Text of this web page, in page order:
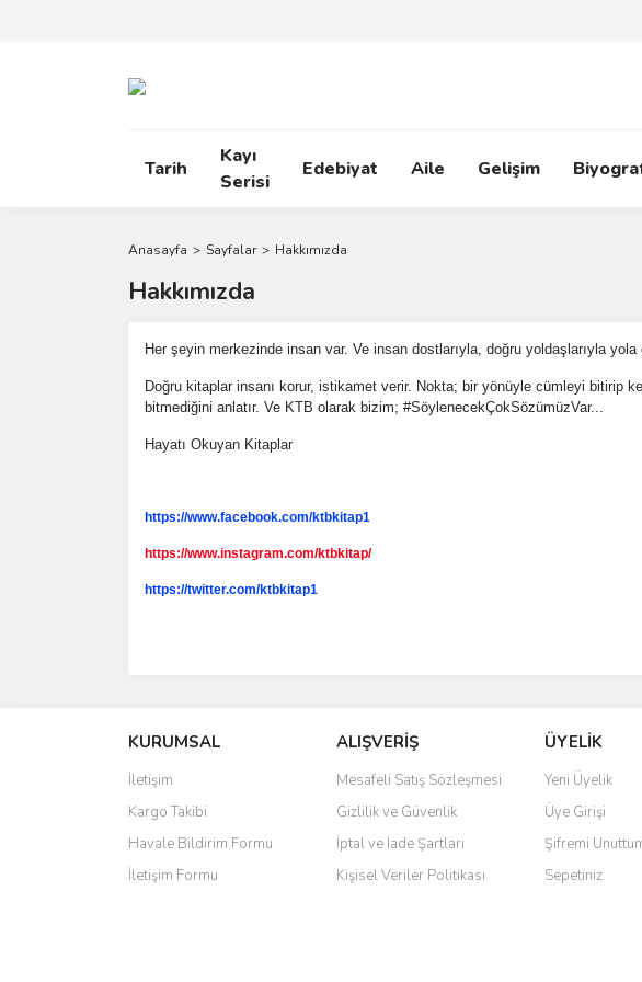
Tarih
Kayı
Serisi
Edebiyat Aile Gelişim
Anasayfa Sayfalar Hakkımızda
Hakkımızda
Her şeyin merkezinde insan var. Ve insan dostlarıyla, doğru yoldaşlarıyla yola
Doğru kitaplar insanı korur, istikamet verir. Nokta; bir yönüyle cümleyi bitirip
bitmediğini anlatır. Ve KTB olarak bizim; #SöylenecekÇokSözümüzVar...
Hayatı Okuyan Kitaplar
https://www.facebook.com/ktbkitap1
https://www.instagram.com/ktbkitap/
https://twitter.com/ktbkitap1
KURUMSAL
İletişim
Kargo Takibi
Havale Bildirim Formu
İletişim Formu
ALIŞVERİŞ
Mesafeli Satış Sözleşmesi
Gizlilik ve Güvenlik
İptal ve İade Şartları
Kişisel Veriler Politikası
ÜYELİK
Yeni Üyelik
Üye Girişi
Şifremi
Sepetiniz